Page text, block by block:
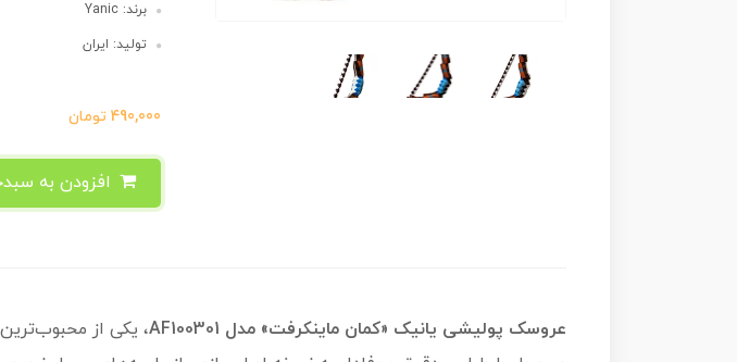
برند: Yanic
تولید: ایران
490,000 تومان
عروسک پولیشی یانیک «کمان ماینکرفت» مدل AF100301
، یکی از